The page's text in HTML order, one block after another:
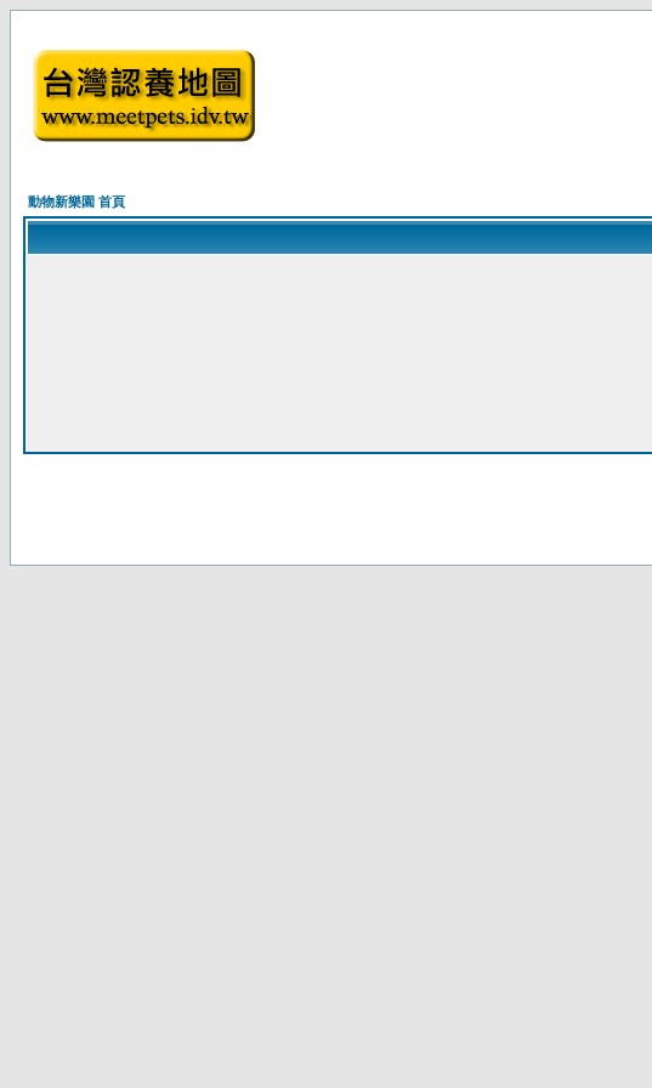
動物新樂園 首頁